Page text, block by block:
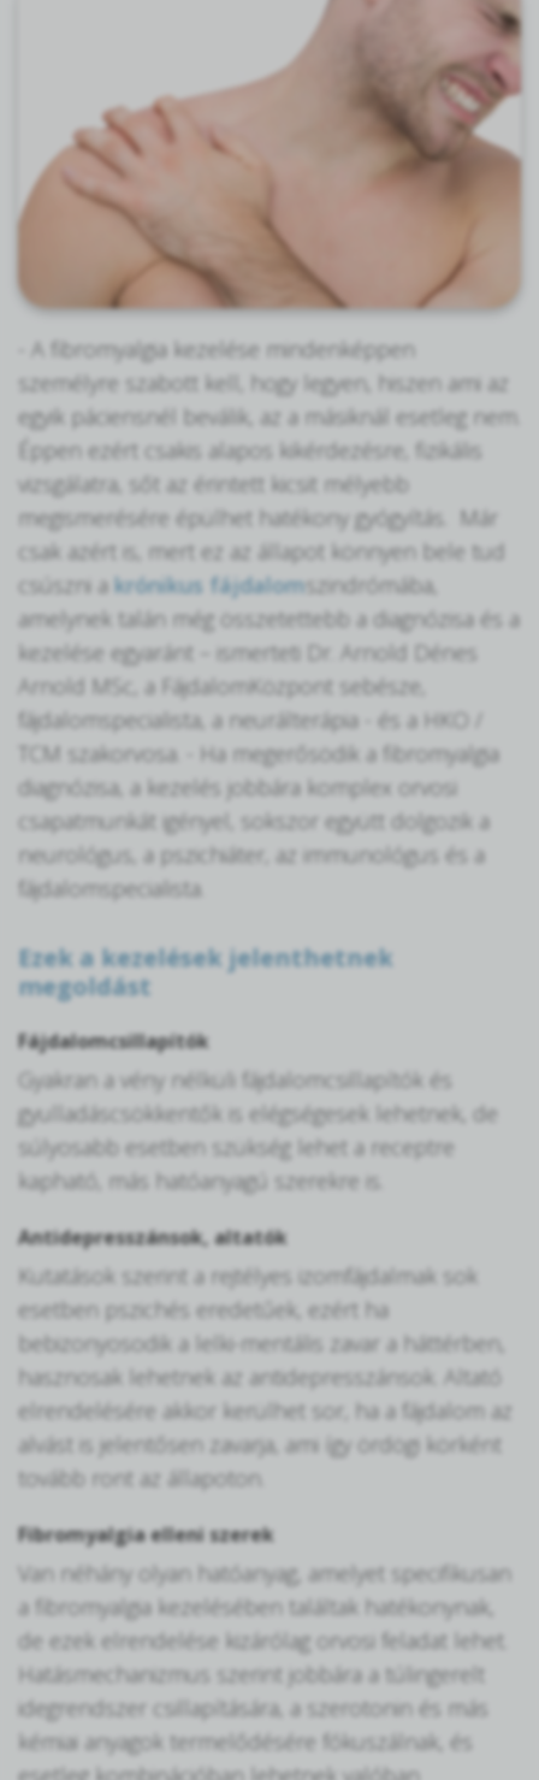
- A fibromyalgia kezelése mindenképpen
személyre szabott kell, hogy legyen, hiszen ami az
egyik páciensnél beválik, az a másiknál esetleg nem.
Éppen ezért csakis alapos kikérdezésre, fizikális
vizsgálatra, sőt az érintett kicsit mélyebb
megismerésére épülhet hatékony gyógyítás. Már
csak azért is, mert ez az állapot könnyen bele tud
csúszni a krónikus fájdalomszindrómába,
amelynek talán még összetettebb a diagnózisa és a
kezelése egyaránt – ismerteti Dr. Arnold Dénes
Arnold MSc, a FájdalomKözpont sebésze,
fájdalomspecialista, a neurálterápia - és a HKO /
TCM szakorvosa. - Ha megerősödik a fibromyalgia
diagnózisa, a kezelés jobbára komplex orvosi
csapatmunkát igényel, sokszor együtt dolgozik a
neurológus, a pszichiáter, az immunológus és a
fájdalomspecialista.
Ezek a kezelések jelenthetnek
megoldást
Fájdalomcsillapítók
Gyakran a vény nélküli fájdalomcsillapítók és
gyulladáscsökkentők is elégségesek lehetnek, de
súlyosabb esetben szükség lehet a receptre
kapható, más hatóanyagú szerekre is.
Antidepresszánsok, altatók
Kutatások szerint a rejtélyes izomfájdalmak sok
esetben pszichés eredetűek, ezért ha
bebizonyosodik a lelki-mentális zavar a háttérben,
hasznosak lehetnek az antidepresszánsok. Altató
elrendelésére akkor kerülhet sor, ha a fájdalom az
alvást is jelentősen zavarja, ami így ördögi körként
tovább ront az állapoton.
Fibromyalgia elleni szerek
Van néhány olyan hatóanyag, amelyet specifikusan
a fibromyalgia kezelésében találtak hatékonynak,
de ezek elrendelése kizárólag orvosi feladat lehet.
Hatásmechanizmus szerint jobbára a túlingerelt
idegrendszer csillapítására, a szerotonin és más
kémiai anyagok termelődésére fókuszálnak, és